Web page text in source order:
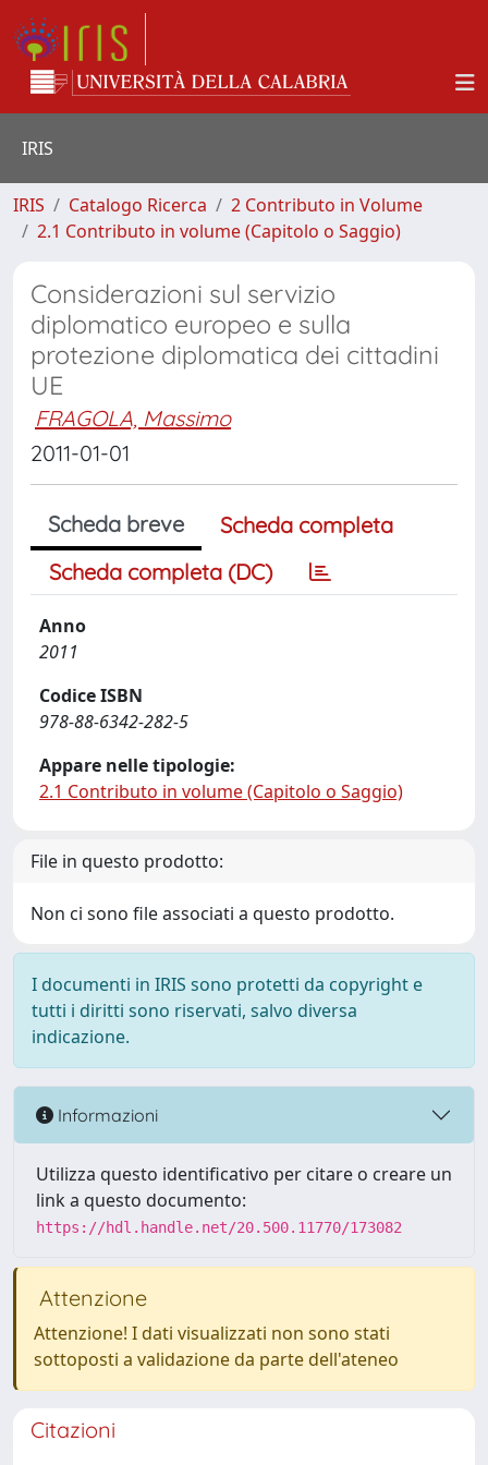
IRIS
IRIS Catalogo Ricerca
2 Contributo in Volume
2.1 Contributo in volume (Capitolo o Saggio)
Considerazioni sul servizio
diplomatico europeo e sulla
protezione diplomatica dei cittadini
UE
FRAGOLA, Massimo
2011-01-01
Scheda breve
Scheda completa
Scheda completa (DC)
Anno
2011
Codice ISBN
978-88-6342-282-5
Appare nelle tipologie:
2.1 Contributo in volume (Capitolo o Saggio)
File in questo prodotto:
Non ci sono file associati a questo prodotto.
I documenti in IRIS sono protetti da copyright e
tutti i diritti sono riservati, salvo diversa
indicazione.
Informazioni
Utilizza questo identificativo per citare o creare un
link a questo documento:
https://hdl.handle.net/20.500.11770/173082
Attenzione
Attenzione! I dati visualizzati non sono stati
sottoposti a validazione da parte dell'ateneo
Citazioni